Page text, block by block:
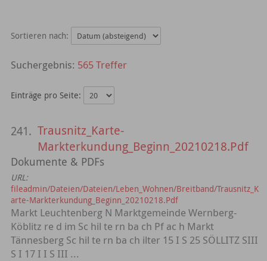
Sortieren nach:
565 Treffer
Einträge pro Seite:
241. Trausnitz_Karte-
Markterkundung_Beginn_20210218.Pdf
Dokumente & PDFs
URL:
fileadmin/Dateien/Dateien/Leben_Wohnen/Breitband/Trausnitz_K
arte-Markterkundung_Beginn_20210218.Pdf
Markt Leuchtenberg N Marktgemeinde Wernberg-
Köblitz re d im Sc hil te rn ba ch Pf ac h Markt
Tännesberg Sc hil te rn ba ch ilter 15 I S 25 SÖLLITZ SIII
S I 17 I I S III ...